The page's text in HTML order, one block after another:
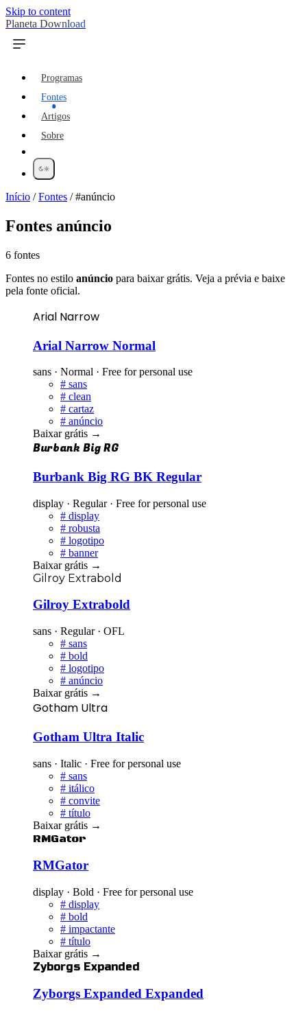
Skip to content
Planeta Download
Programas
Fontes
Artigos
Sobre
Início /Fontes /#anúncio
Fontes anúncio
6 fontes
Fontes no estilo anúncio para baixar grátis. Veja a prévia e baixe
pela fonte oficial.
Arial Narrow
Arial Narrow Normal
sans · Normal · Free for personal use
# sans
# clean
# cartaz
# anúncio
Baixar grátis →
Burbank Big RG
Burbank Big RG BK Regular
display · Regular · Free for personal use
# display
# robusta
# logotipo
# banner
Baixar grátis →
Gilroy Extrabold
Gilroy Extrabold
sans · Regular · OFL
# sans
# bold
# logotipo
# anúncio
Baixar grátis →
Gotham Ultra
Gotham Ultra Italic
sans · Italic · Free for personal use
# sans
# itálico
# convite
# título
Baixar grátis →
RMGator
RMGator
display · Bold · Free for personal use
# display
# bold
# impactante
# título
Baixar grátis →
Zyborgs Expanded
Zyborgs Expanded Expanded